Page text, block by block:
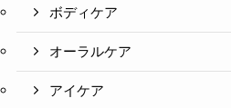
ボディケア
オーラルケア
アイケア